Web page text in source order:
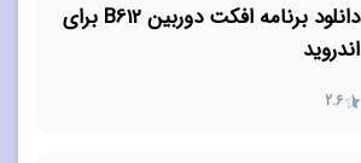
دانلود برنامه افکت دوربین B612 برای
اندروید
2.6